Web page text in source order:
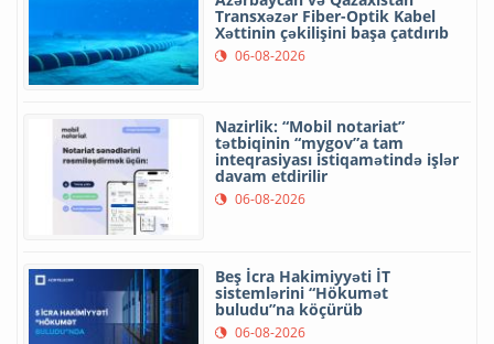
Transxəzər Fiber-Optik Kabel
Xəttinin çəkilişini başa çatdırıb
06-08-2026
Nazirlik: “Mobil notariat”
tətbiqinin “mygov”a tam
inteqrasiyası istiqamətində işlər
davam etdirilir
06-08-2026
Beş İcra Hakimiyyəti İT
sistemlərini “Hökumət
buludu”na köçürüb
06-08-2026